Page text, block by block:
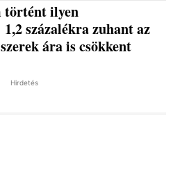
történt ilyen
százalékra zuhant az
ára is csökkent
Hirdetés